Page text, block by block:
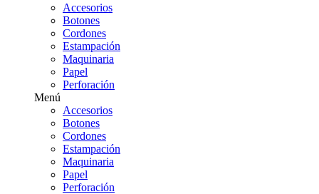
Accesorios
Botones
Cordones
Estampación
Maquinaria
Papel
Perforación
Menú
Accesorios
Botones
Cordones
Estampación
Maquinaria
Papel
Perforación